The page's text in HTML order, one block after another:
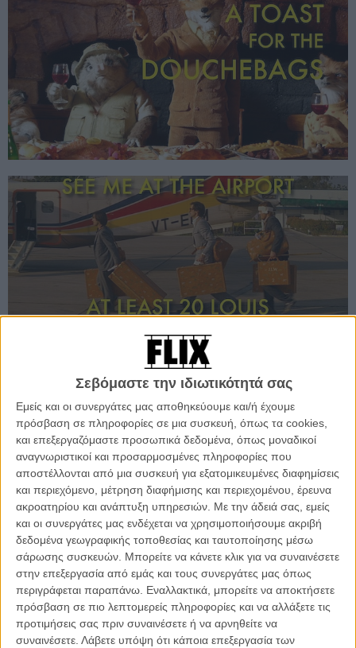
Σεβόμαστε την ιδιωτικότητά σας
Εμείς και οι συνεργάτες μας αποθηκεύουμε και/ή έχουμε
πρόσβαση σε πληροφορίες σε μια συσκευή, όπως τα cookies,
και επεξεργαζόμαστε προσωπικά δεδομένα, όπως μοναδικοί
αναγνωριστικοί και προσαρμοσμένες πληροφορίες που
αποστέλλονται από μια συσκευή για εξατομικευμένες διαφημίσεις
και περιεχόμενο, μέτρηση διαφήμισης και περιεχομένου, έρευνα
ακροατηρίου και ανάπτυξη υπηρεσιών. Με την άδειά σας, εμείς
και οι συνεργάτες μας ενδέχεται να χρησιμοποιήσουμε ακριβή
δεδομένα γεωγραφικής τοποθεσίας και ταυτοποίησης μέσω
σάρωσης συσκευών. Μπορείτε να κάνετε κλικ για να συναινέσετε
στην επεξεργασία από εμάς και τους συνεργάτες μας όπως
περιγράφεται παραπάνω. Εναλλακτικά, μπορείτε να αποκτήσετε
πρόσβαση σε πιο λεπτομερείς πληροφορίες και να αλλάξετε τις
προτιμήσεις σας πριν συναινέσετε ή να αρνηθείτε να
συναινέσετε. Λάβετε υπόψη ότι κάποια επεξεργασία των